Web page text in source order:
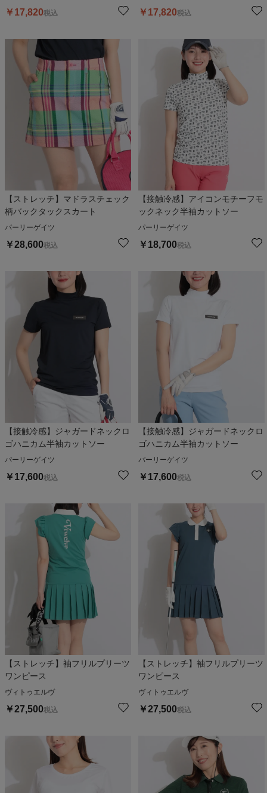
￥ 17,820税込 ￥ 17,820税込
【ストレッチ】マドラスチェック
柄バックタックスカート
パーリーゲイツ
￥28,600税込
【接触冷感】アイコンモチーフモ
ックネック半袖カットソー
パーリーゲイツ
￥ 18,700税込
【接触冷感】ジャガードネックロ
ゴハニカム半袖カットソー
パーリーゲイツ
￥ 17,600税込
【接触冷感】ジャガードネックロ
ゴハニカム半袖カットソー
パーリーゲイツ
￥ 17,600税込
【ストレッチ】袖フリルプリーツ
ワンピース
ヴィトゥエルヴ
￥27,500税込
【ストレッチ】袖フリルプリーツ
ワンピース
ヴィトゥエルヴ
￥27,500税込